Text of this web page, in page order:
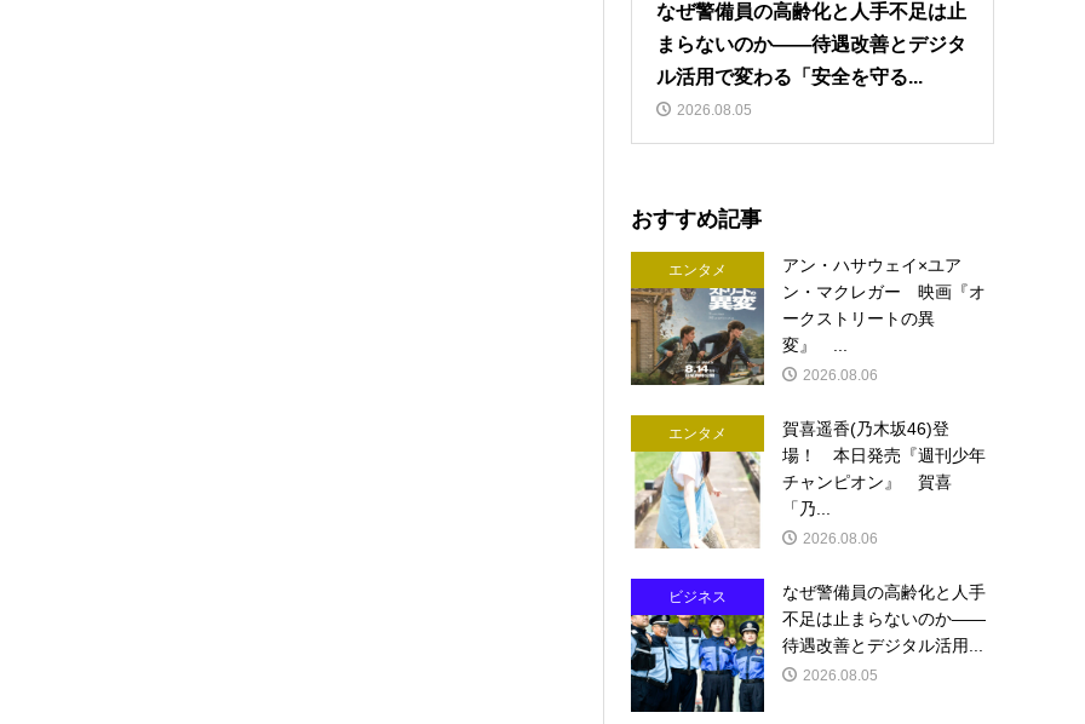
なぜ警備員の高齢化と人手不足は止
まらないのか――待遇改善とデジタ
ル活用で変わる「安全を守る...
2026.08.05
おすすめ記事
エンタメ
アン・ハサウェイ×ユア
ン・マクレガー 映画『オ
ークストリートの異
変』 ...
2026.08.06
エンタメ
賀喜遥香(乃木坂46)登
場！ 本日発売『週刊少年
チャンピオン』 賀喜
「乃...
2026.08.06
ビジネス
なぜ警備員の高齢化と人手
不足は止まらないのか――
待遇改善とデジタル活用...
2026.08.05